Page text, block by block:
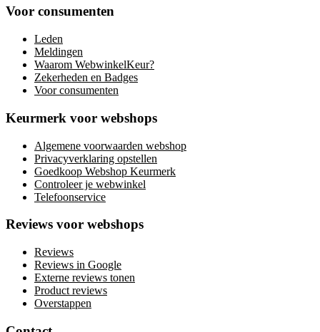
Voor consumenten
Leden
Meldingen
Waarom WebwinkelKeur?
Zekerheden en Badges
Voor consumenten
Keurmerk voor webshops
Algemene voorwaarden webshop
Privacyverklaring opstellen
Goedkoop Webshop Keurmerk
Controleer je webwinkel
Telefoonservice
Reviews voor webshops
Reviews
Reviews in Google
Externe reviews tonen
Product reviews
Overstappen